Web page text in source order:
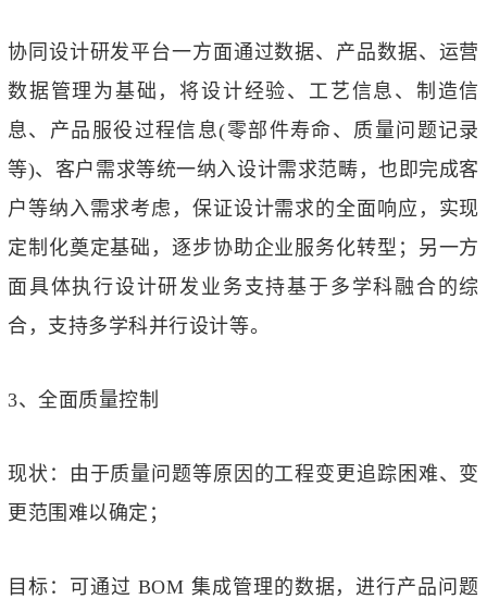
协同设计研发平台一方面通过数据、产品数据、运营
数据管理为基础，将设计经验、工艺信息、制造信
息、产品服役过程信息(零部件寿命、质量问题记录
等)、客户需求等统一纳入设计需求范畴，也即完成客
户等纳入需求考虑，保证设计需求的全面响应，实现
定制化奠定基础，逐步协助企业服务化转型；另一方
面具体执行设计研发业务支持基于多学科融合的综
合，支持多学科并行设计等。
3、全面质量控制
现状：由于质量问题等原因的工程变更追踪困难、变
更范围难以确定；
目标：可通过 BOM 集成管理的数据，进行产品问题